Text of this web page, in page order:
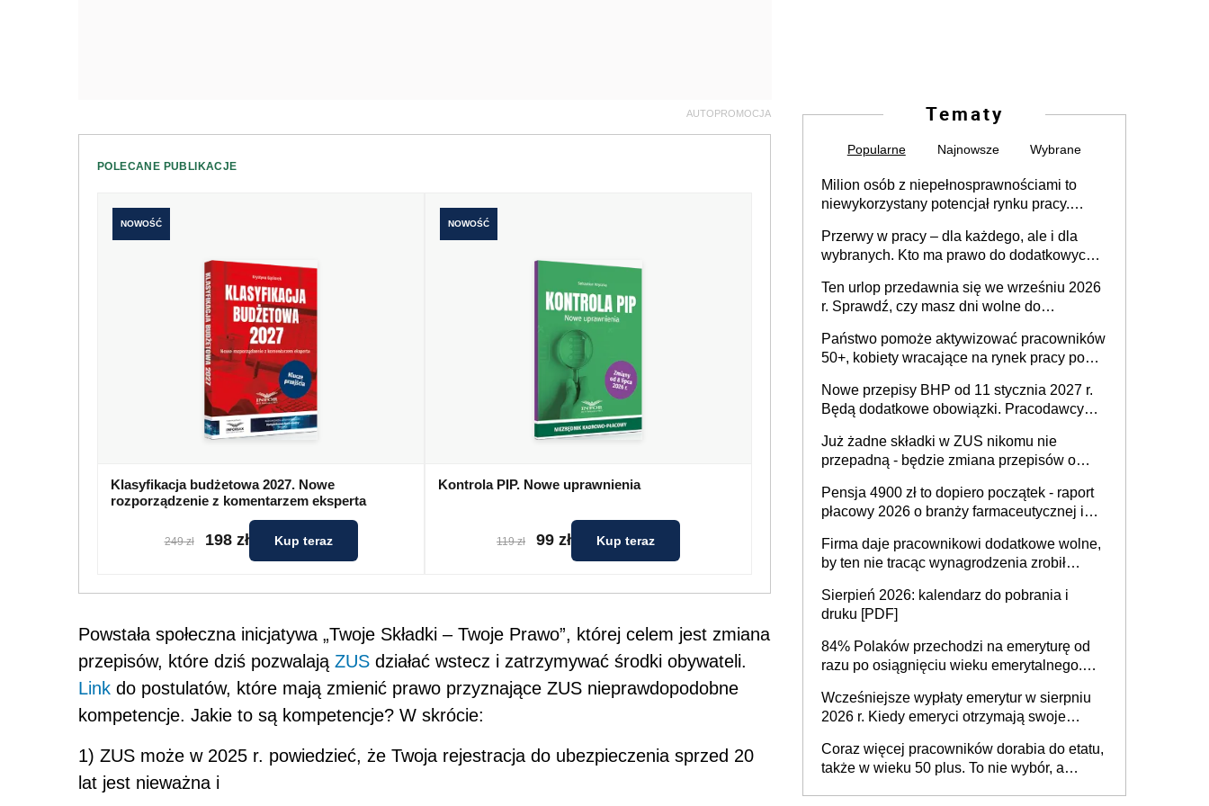
AUTOPROMOCJA
POLECANE PUBLIKACJE
NOWOŚĆ
Klasyfikacja budżetowa 2027. Nowe
rozporządzenie z komentarzem eksperta
249 zł 198 zł Kup teraz
NOWOŚĆ
Kontrola PIP. Nowe uprawnienia
119 zł 99 zł Kup teraz
Powstała społeczna inicjatywa „Twoje Składki – Twoje Prawo”, której celem jest zmiana
przepisów, które dziś pozwalają ZUS działać wstecz i zatrzymywać środki obywateli.
Link do postulatów, które mają zmienić prawo przyznające ZUS nieprawdopodobne
kompetencje. Jakie to są kompetencje? W skrócie:
1) ZUS może w 2025 r. powiedzieć, że Twoja rejestracja do ubezpieczenia sprzed 20
lat jest nieważna i
Tematy
Popularne Najnowsze Wybrane
Milion osób z niepełnosprawnościami to
niewykorzystany potencjał rynku pracy.
dofinansowań czy refundacji, ale bariery po
stronie systemu i świadomości
pracodawców [WYWIAD]
Przerwy w pracy – dla każdego, ale i dla
wybranych. Kto ma prawo do dodatkowych
Ten urlop przedawnia się we wrześniu 2026
r. Sprawdź, czy masz dni wolne do
Państwo pomoże aktywizować pracowników
50+, kobiety wracające na rynek pracy po
osoby neuroatypowe. Powstanie Fundusz
na rzecz Inkluzywności w Zatrudnianiu?
Nowe przepisy BHP od 11 stycznia 2027 r.
Będą dodatkowe obowiązki. Pracodawcy
Już żadne składki w ZUS nikomu nie
przepadną - będzie zmiana przepisów o
ubezpieczeniom społecznym
Pensja 4900 zł to dopiero początek - raport
płacowy 2026 o branży farmaceutycznej i
Firma daje pracownikowi dodatkowe wolne,
by ten nie tracąc wynagrodzenia zrobił
sprawdza
Sierpień 2026: kalendarz do pobrania i
druku [PDF]
84% Polaków przechodzi na emeryturę od
razu po osiągnięciu wieku emerytalnego.
dłużej, ale czy jest w stanie? Pracownicy
45+ to siła napędowa gospodarki
Wcześniejsze wypłaty emerytur w sierpniu
2026 r. Kiedy emeryci otrzymają swoje
Coraz więcej pracowników dorabia do etatu,
także w wieku 50 plus. To nie wybór, a